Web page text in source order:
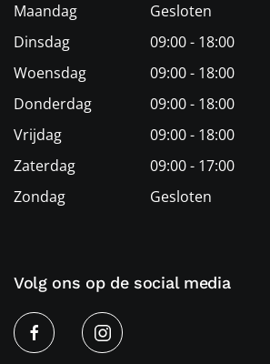
Maandag
Gesloten
Dinsdag
09:00 - 18:00
Woensdag
09:00 - 18:00
Donderdag
09:00 - 18:00
Vrijdag
09:00 - 18:00
Zaterdag
09:00 - 17:00
Zondag
Gesloten
Volg ons op de social media